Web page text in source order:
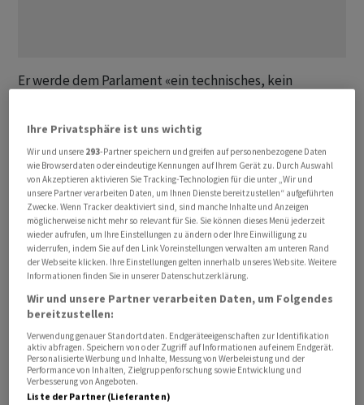
Er werde dem Parlament «ein technisches, kein
oppositionellen Sozialdemokraten (PSD), stärkste Kraft
im Parlament, hatten im Vorfeld bereits ihre Sympathie
für Tomac bekundet. Hingegen erklärte der
Vorsitzende der zweitstärksten Kraft, der
oppositionellen rechtsextremen Partei AUR, George
Simion, auf keinen Fall für Tomac stimmen zu wollen.
Allerdings haben PSD und AUR bereits mehrfach
miteinander kooperiert. Es gilt als unsicher, ob Tomac
vom Parlament grünes Licht bekommt.
Am 5. Mai hatten PSD und die russlandfreundliche AUR
die Reformregierung des seit Juni 2025 amtierenden
proeuropäischen Ministerpräsidenten Bolojan im
Parlament per Misstrauensvotum gestürzt. Die bis zum
Ihre Privatsphäre ist uns wichtig
Wir und unsere 293-Partner speichern und greifen auf personenbezogene Daten
wie Browserdaten oder eindeutige Kennungen auf Ihrem Gerät zu. Durch Auswahl
von Akzeptieren aktivieren Sie Tracking-Technologien für die unter „Wir und
unsere Partner verarbeiten Daten, um Ihnen Dienste bereitzustellen“ aufgeführten
Zwecke. Wenn Tracker deaktiviert sind, sind manche Inhalte und Anzeigen
möglicherweise nicht mehr so relevant für Sie. Sie können dieses Menü jederzeit
wieder aufrufen, um Ihre Einstellungen zu ändern oder Ihre Einwilligung zu
widerrufen, indem Sie auf den Link Voreinstellungen verwalten am unteren Rand
der Webseite klicken. Ihre Einstellungen gelten innerhalb unseres Website. Weitere
Informationen finden Sie in unserer Datenschutzerklärung.
Wir und unsere Partner verarbeiten Daten, um Folgendes
bereitzustellen:
Verwendung genauer Standortdaten. Endgeräteeigenschaften zur Identifikation
aktiv abfragen. Speichern von oder Zugriff auf Informationen auf einem Endgerät.
Personalisierte Werbung und Inhalte, Messung von Werbeleistung und der
Performance von Inhalten, Zielgruppenforschung sowie Entwicklung und
Verbesserung von Angeboten.
Liste der Partner (Lieferanten)